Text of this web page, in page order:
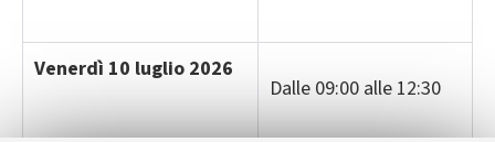
Venerdì 10 luglio 2026
Dalle 09:00 alle 12:30